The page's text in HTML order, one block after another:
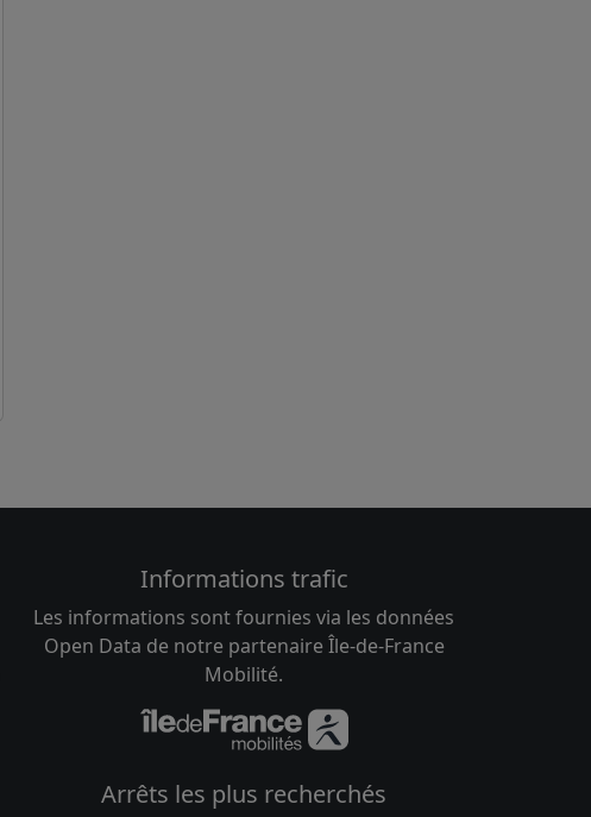
Informations trafic
Les informations sont fournies via les données
Open Data de notre partenaire Île-de-France
Mobilité.
Arrêts les plus recherchés